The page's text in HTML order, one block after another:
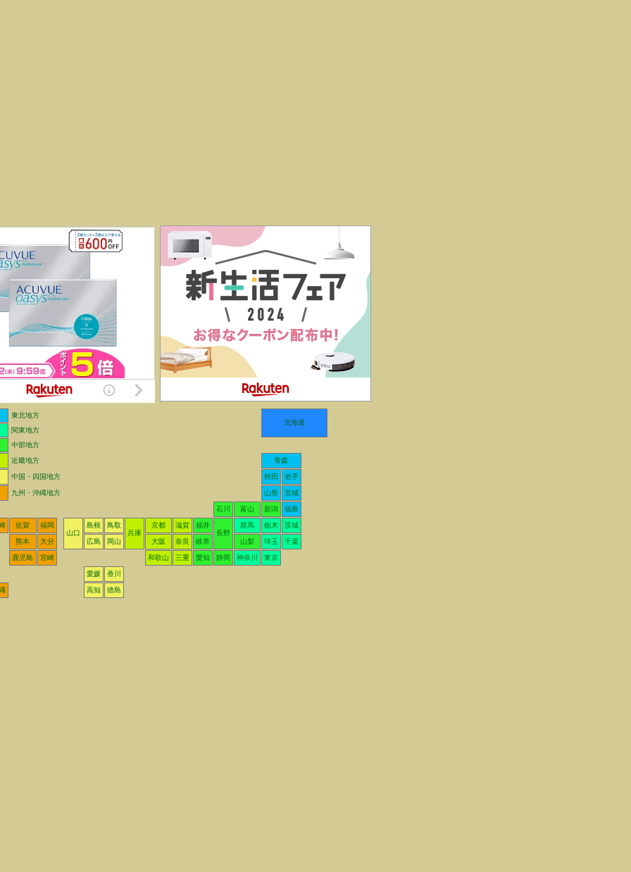
東北地方
北海道
関東地方
中部地方
近畿地方
青森
中国・四国地方 秋田 岩手
九州・沖縄地方 山形 宮城
石川 富山 新潟 福島
佐賀
福岡
山口
島根
鳥取
兵庫
京都 滋賀
福井
長野
群馬 栃木 茨城
熊本 大分 広島 岡山 大阪 奈良 岐阜 山梨 埼玉 千葉
鹿児島 宮崎 和歌山 三重 愛知 静岡 神奈川 東京
愛媛 香川
高知 徳島